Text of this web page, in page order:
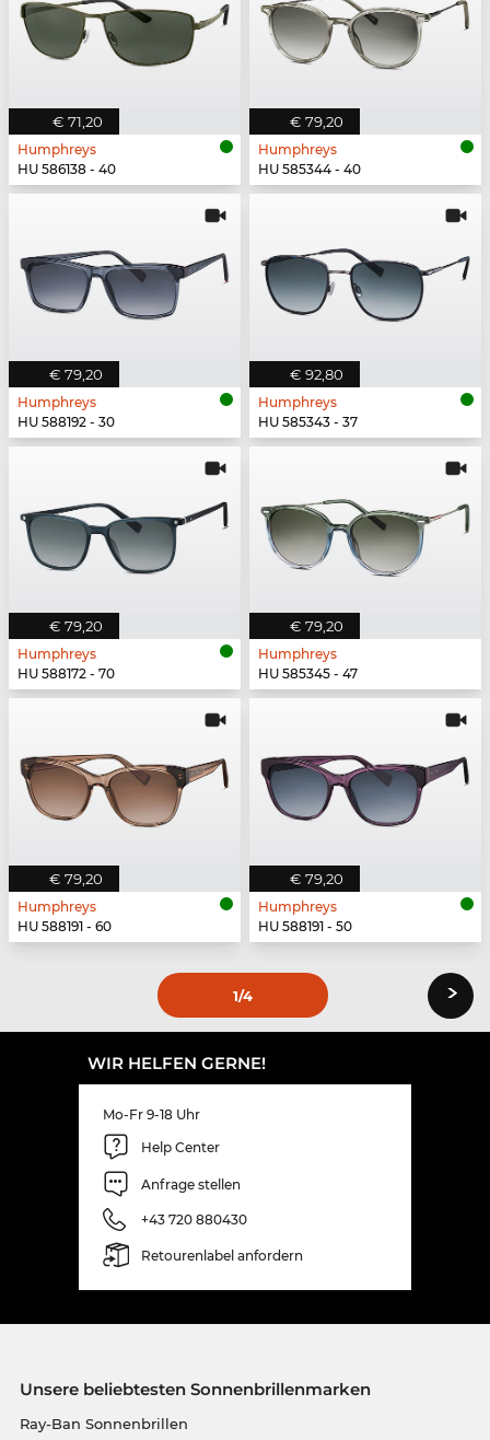
€ 71,20
Humphreys
HU 586138 - 40
€ 79,20
Humphreys
HU 585344 - 40
€ 79,20
Humphreys
HU 588192 - 30
€ 92,80
Humphreys
HU 585343 - 37
€ 79,20
Humphreys
HU 588172 - 70
€ 79,20
Humphreys
HU 585345 - 47
€ 79,20
Humphreys
HU 588191 - 60
€ 79,20
Humphreys
HU 588191 - 50
1/4 ›
WIR HELFEN GERNE!
Mo-Fr 9-18 Uhr
Help Center
Anfrage stellen
+43 720 880430
Retourenlabel anfordern
Unsere beliebtesten Sonnenbrillenmarken
Ray-Ban Sonnenbrillen